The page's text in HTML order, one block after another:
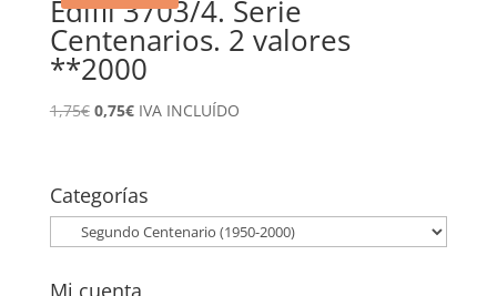
Edifil 3703/4. Serie
Centenarios. 2 valores
**2000
1,75€ El
1,75€.
0,75€El
0,75€.
IVA INCLUÍDO
Categorías
Mi cuenta